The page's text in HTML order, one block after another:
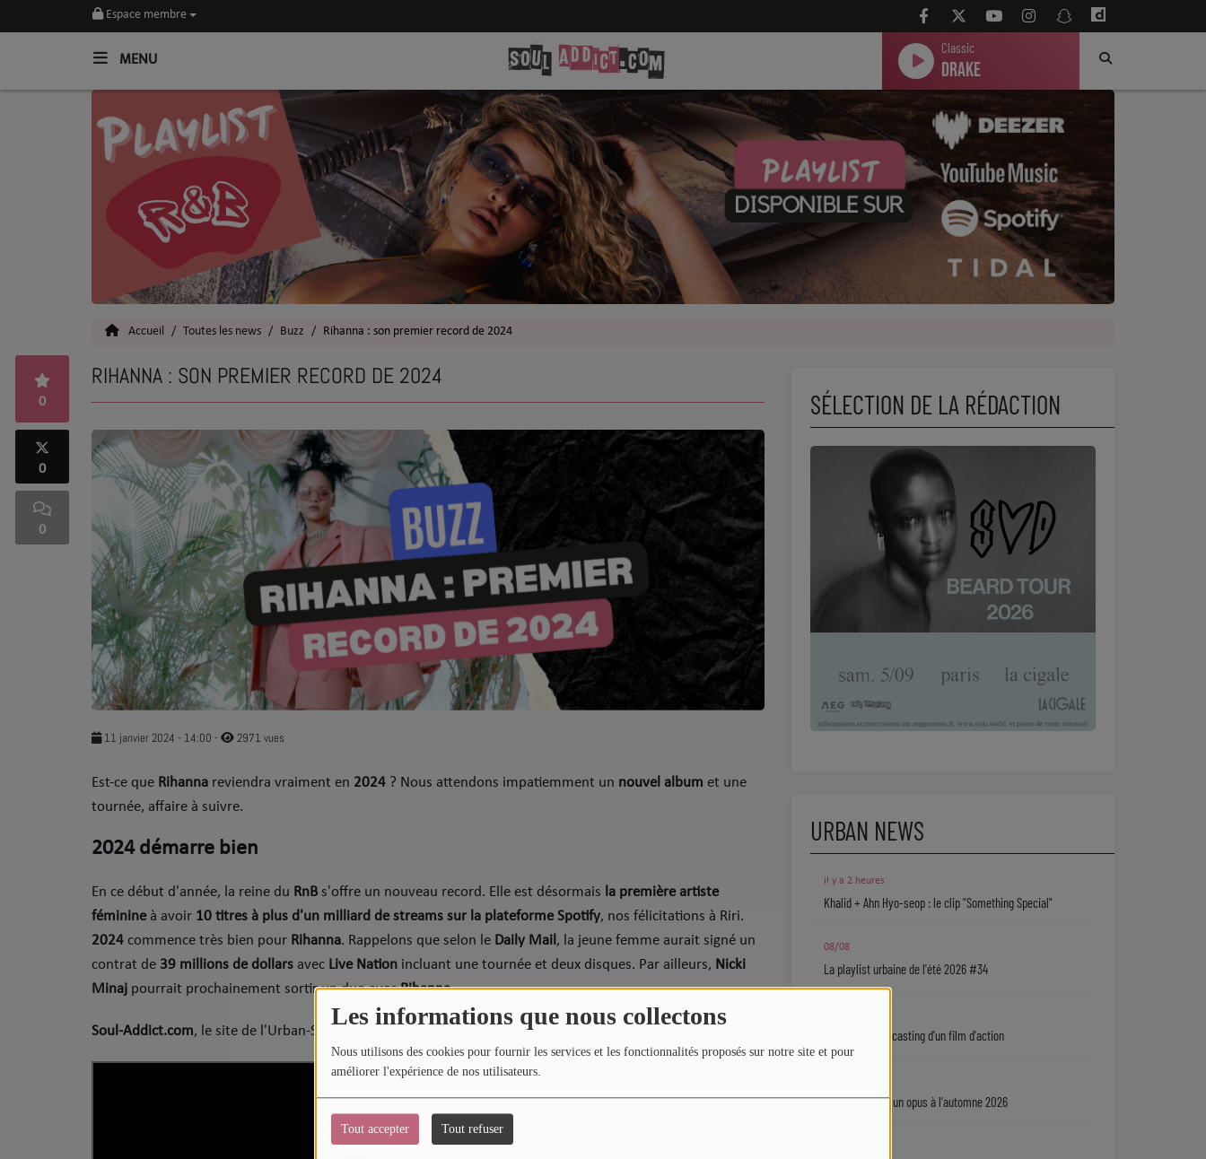
Les informations que nous collectons
Nous utilisons des cookies pour fournir les services et les fonctionnalités proposés sur notre site et pour
améliorer l'expérience de nos utilisateurs.
Tout accepter Tout refuser
Espace membre
MENU
Classic
Drake
Toutes les News
SOUL CULTURE
Talents
Top 5
SOUL ADDICT PLAY
Flash News
5 bonnes raisons
Dans la Street
C quoi ton Actu ?
Dans ton Téléphone
URBAN CULTURE
Accueil Toutes les news Buzz Rihanna : son premier record de 2024
RIHANNA : SON PREMIER RECORD DE 2024
0
0
0
11 janvier 2024 - 14:00 - 2971 vues
Est-ce que Rihanna reviendra vraiment en 2024 ? Nous attendons impatiemment un nouvel album et une
tournée, affaire à suivre.
2024 démarre bien
En ce début d'année, la reine du RnB s'offre un nouveau record. Elle est désormais la première artiste
féminineà avoir 10 titres à plus d'un milliard de streams sur la plateforme Spotify, nos félicitations à Riri.
2024 commence très bien pour Rihanna. Rappelons que selon le Daily Mail , la jeune femme aurait signé un
contrat de 39 millions de dollars avec Live Nation incluant une tournée et deux disques. Par ailleurs, Nicki
Minaj pourrait prochainement sortir un duo avecRihanna.
Soul-Addict.com, le site de l'Urban-Soul Culture craque toujours sur "Lift Me Up"
SÉLECTION DE LA RÉDACTION
URBAN NEWS
il y a 2 heures
Khalid + Ahn Hyo-seop : le clip "Something Special"
08/08
La playlist urbaine de l'été 2026 #34
Jamie Foxx au casting d'un film d'action
Dawn Richard : un opus à l'automne 2026